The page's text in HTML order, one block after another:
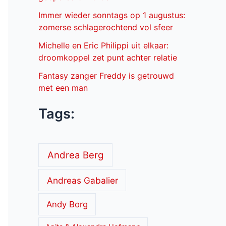
Immer wieder sonntags op 1 augustus:
zomerse schlagerochtend vol sfeer
Michelle en Eric Philippi uit elkaar:
droomkoppel zet punt achter relatie
Fantasy zanger Freddy is getrouwd
met een man
Tags:
Andrea Berg
Andreas Gabalier
Andy Borg